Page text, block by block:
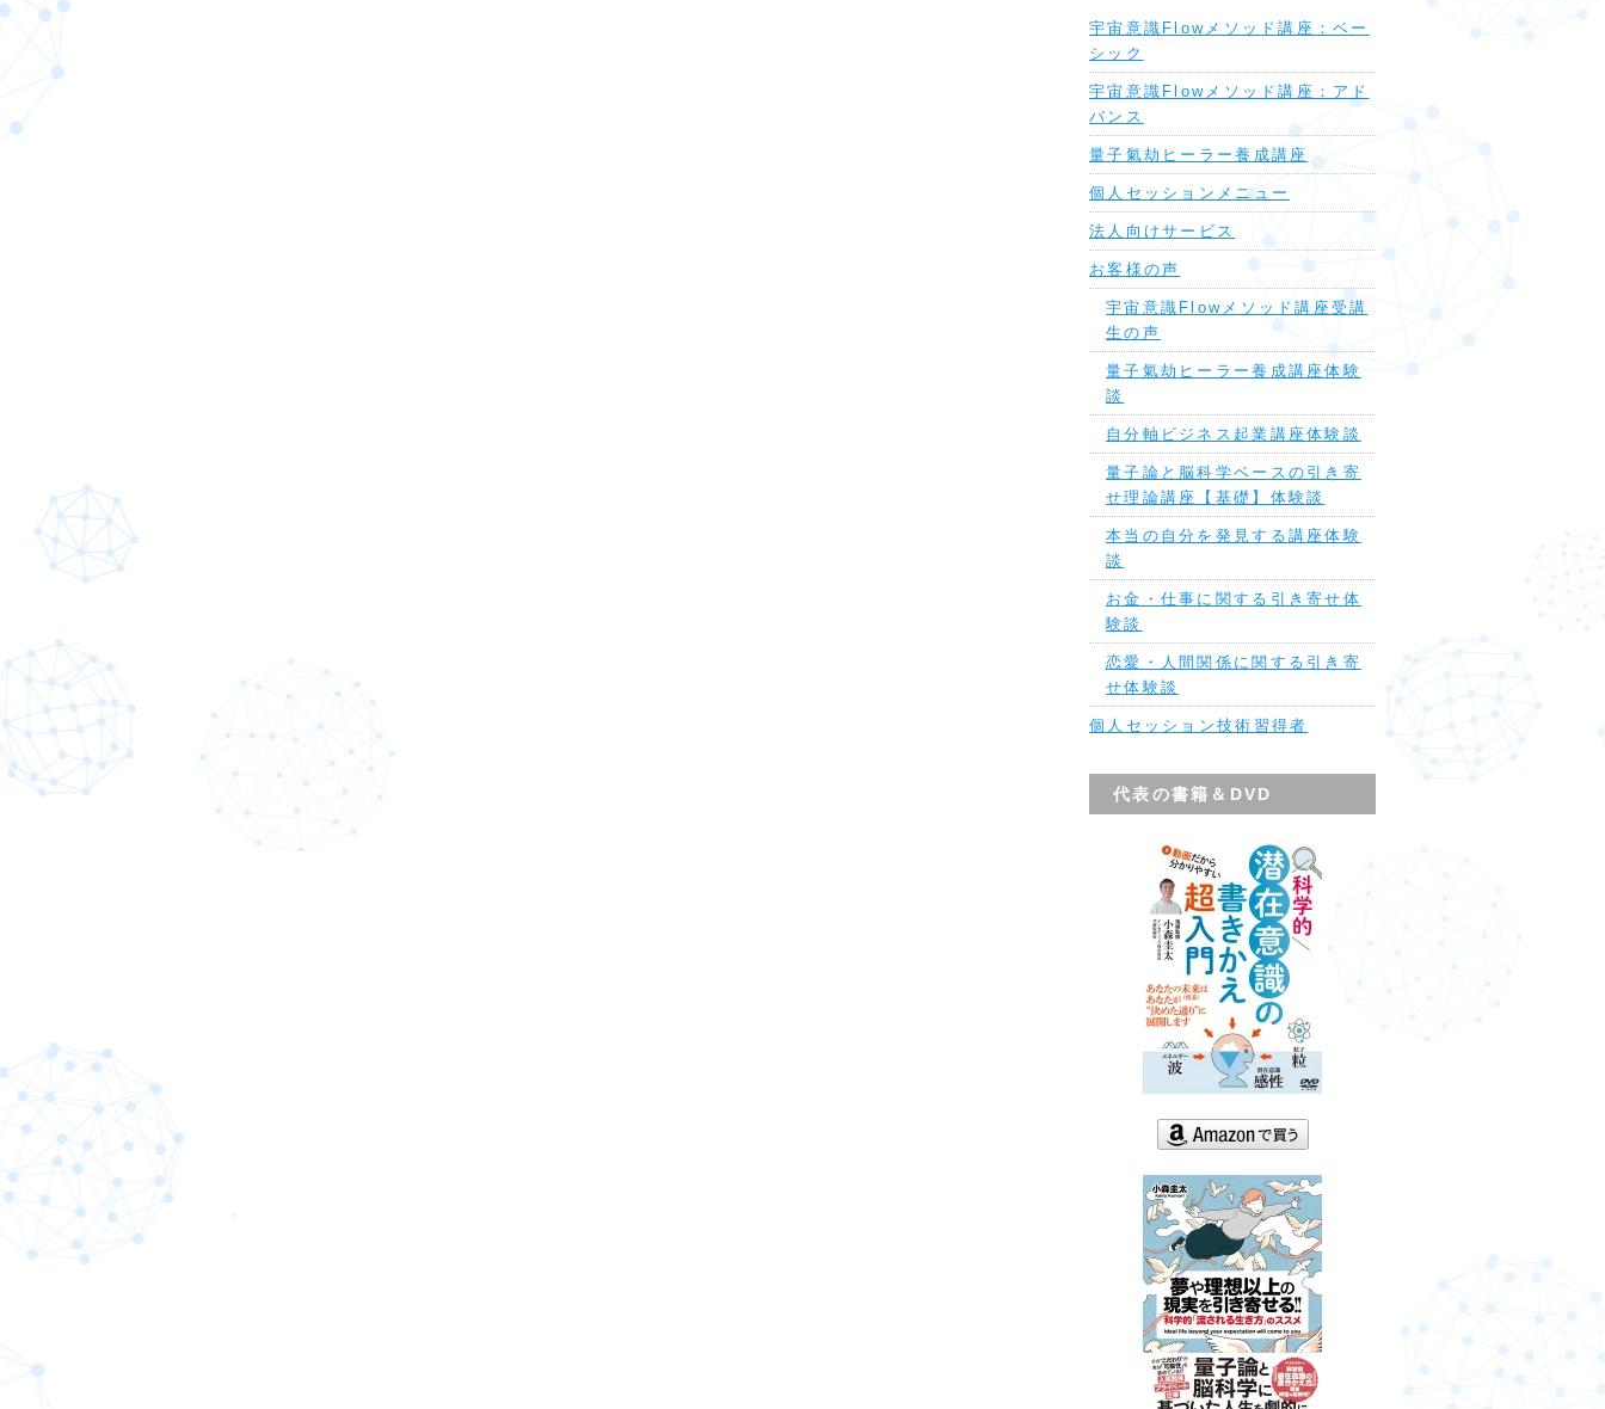
宇宙意識Flowメソッド講座：ベー
シック
宇宙意識Flowメソッド講座：アド
バンス
量子氣劫ヒーラー養成講座
個人セッションメニュー
法人向けサービス
お客様の声
宇宙意識Flowメソッド講座受講
生の声
量子氣劫ヒーラー養成講座体験
談
自分軸ビジネス起業講座体験談
量子論と脳科学ベースの引き寄
せ理論講座【基礎】体験談
本当の自分を発見する講座体験
談
お金・仕事に関する引き寄せ体
験談
恋愛・人間関係に関する引き寄
せ体験談
個人セッション技術習得者
代表の書籍＆DVD